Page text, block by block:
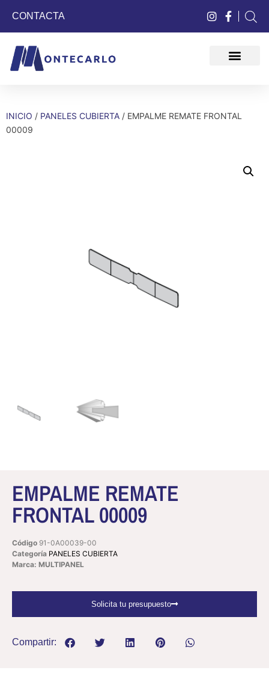
CONTACTA
INICIO / PANELES CUBIERTA / EMPALME REMATE FRONTAL
00009
EMPALME REMATE
FRONTAL 00009
Código 91-0A00039-00
Categoría PANELES CUBIERTA
Marca: MULTIPANEL
Solicita tu presupuesto
Compartir: